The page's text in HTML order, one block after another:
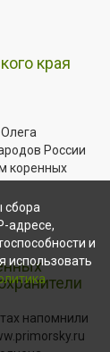
края
России
коренных
напомнили
сбора
адресе,
и
использовать